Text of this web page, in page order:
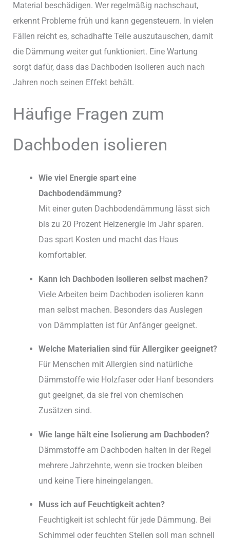
Material beschädigen. Wer regelmäßig nachschaut,
erkennt Probleme früh und kann gegensteuern. In vielen
Fällen reicht es, schadhafte Teile auszutauschen, damit
die Dämmung weiter gut funktioniert. Eine Wartung
sorgt dafür, dass das Dachboden isolieren auch nach
Jahren noch seinen Effekt behält.
Häufige Fragen zum
Dachboden isolieren
Wie viel Energie spart eine
Dachbodendämmung?
Mit einer guten Dachbodendämmung lässt sich
bis zu 20 Prozent Heizenergie im Jahr sparen.
Das spart Kosten und macht das Haus
komfortabler.
Kann ich Dachboden isolieren selbst machen?
Viele Arbeiten beim Dachboden isolieren kann
man selbst machen. Besonders das Auslegen
von Dämmplatten ist für Anfänger geeignet.
Welche Materialien sind für Allergiker geeignet?
Für Menschen mit Allergien sind natürliche
Dämmstoffe wie Holzfaser oder Hanf besonders
gut geeignet, da sie frei von chemischen
Zusätzen sind.
Wie lange hält eine Isolierung am Dachboden?
Dämmstoffe am Dachboden halten in der Regel
mehrere Jahrzehnte, wenn sie trocken bleiben
und keine Tiere hineingelangen.
Muss ich auf Feuchtigkeit achten?
Feuchtigkeit ist schlecht für jede Dämmung. Bei
Schimmel oder feuchten Stellen soll man schnell